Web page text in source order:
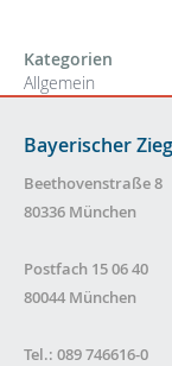
Kategorien
Allgemein
Bayerischer
Beethovenstraße 8
80336 München
Postfach 15 06 40
80044 München
Tel.: 089 746616-0